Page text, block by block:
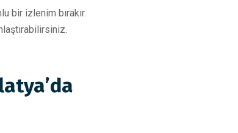
bir izlenim bırakır.